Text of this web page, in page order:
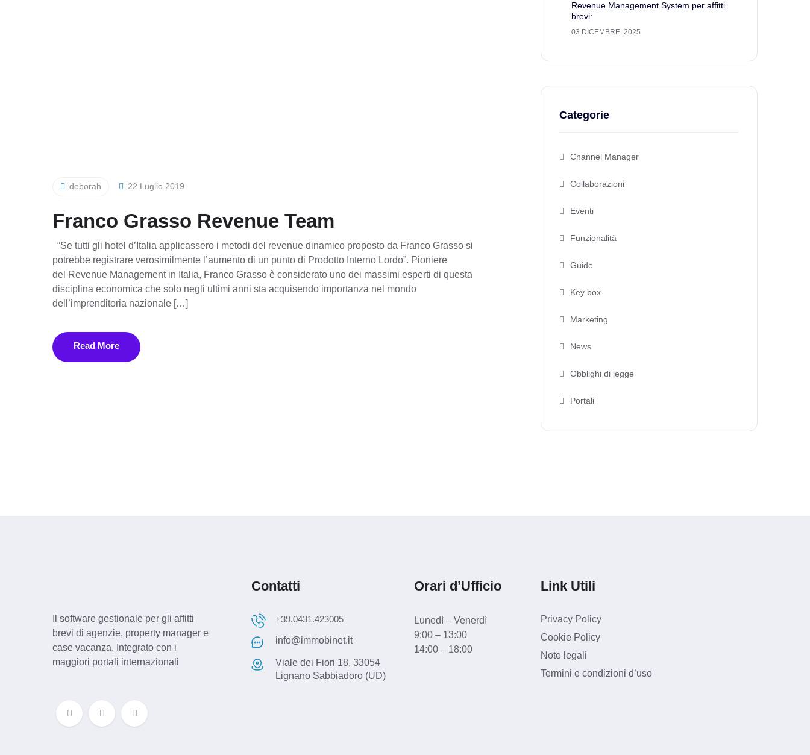
deborah 22 Luglio 2019
Franco Grasso Revenue Team
“Se tutti gli hotel d’Italia applicassero i metodi del revenue dinamico proposto da Franco Grasso si
potrebbe registrare verosimilmente l’aumento di un punto di Prodotto Interno Lordo”. Pioniere
del Revenue Management in Italia, Franco Grasso è considerato uno dei massimi esperti di questa
disciplina economica che solo negli ultimi anni sta acquisendo importanza nel mondo
dell’imprenditoria nazionale […]
Read More
Revenue Management System per affitti
brevi:
03 DICEMBRE. 2025
Categorie
Channel Manager
Collaborazioni
Eventi
Funzionalità
Guide
Key box
Marketing
News
Obblighi di legge
Portali
Il software gestionale per gli affitti
brevi di agenzie, property manager e
case vacanza. Integrato con i
maggiori portali internazionali
Contatti
+39.0431.423005
info@immobinet.it
Viale dei Fiori 18, 33054
Lignano Sabbiadoro (UD)
Orari d’Ufficio
Lunedì – Venerdì
9:00 – 13:00
14:00 – 18:00
Link Utili
Privacy Policy
Cookie Policy
Note legali
Termini e condizioni d’uso